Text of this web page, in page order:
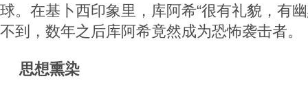
球。在基卜西印象里，库阿希“很有礼貌，有
不到，数年之后库阿希竟然成为恐怖袭击者。
思想熏染